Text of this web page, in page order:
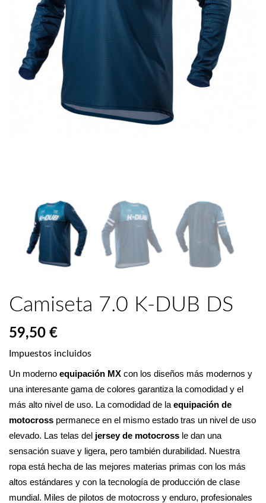
Camiseta 7.0 K-DUB DS
59,50 €
Impuestos incluidos
Un moderno equipación MX con los diseños más modernos y
una interesante gama de colores garantiza la comodidad y el
más alto nivel de uso. La comodidad de la equipación de
motocross permanece en el mismo estado tras un nivel de uso
elevado. Las telas del jersey de motocross le dan una
sensación suave y ligera, pero también durabilidad. Nuestra
ropa está hecha de las mejores materias primas con los más
altos estándares y con la tecnología de producción de clase
mundial. Miles de pilotos de motocross y enduro, profesionales